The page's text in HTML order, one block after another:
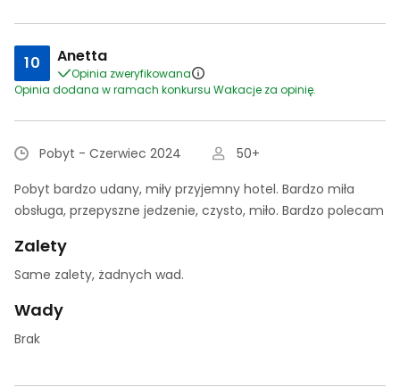
10 Anetta
Opinia zweryfikowana
Opinia dodana w ramach konkursu Wakacje za opinię.
Pobyt - Czerwiec 2024
50+
Pobyt bardzo udany, miły przyjemny hotel. Bardzo miła
obsługa, przepyszne jedzenie, czysto, miło. Bardzo polecam
Zalety
Same zalety, żadnych wad.
Wady
Brak